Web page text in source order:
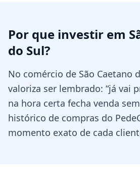
Por que investir em
do Sul?
No comércio de São Caetano
valoriza ser lembrado: “já vai
na hora certa fecha venda
histórico de compras do
momento exato de cada